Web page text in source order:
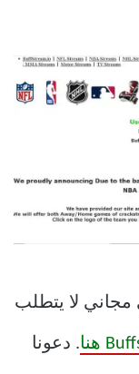
لا يتطلب
. دعونا